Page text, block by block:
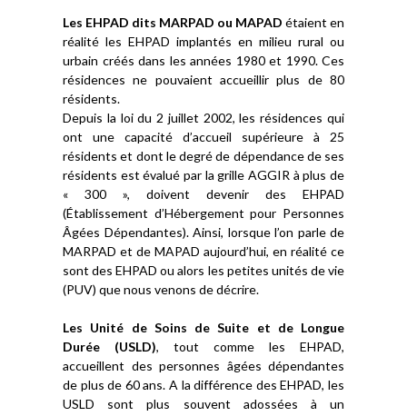
Les EHPAD dits MARPAD ou MAPAD étaient en
réalité les EHPAD implantés en milieu rural ou
urbain créés dans les années 1980 et 1990. Ces
résidences ne pouvaient accueillir plus de 80
résidents.
Depuis la loi du 2 juillet 2002, les résidences qui
ont une capacité d’accueil supérieure à 25
résidents et dont le degré de dépendance de ses
résidents est évalué par la grille AGGIR à plus de
« 300 », doivent devenir des EHPAD
(Établissement d’Hébergement pour Personnes
Âgées Dépendantes). Ainsi, lorsque l’on parle de
MARPAD et de MAPAD aujourd’hui, en réalité ce
sont des EHPAD ou alors les petites unités de vie
(PUV) que nous venons de décrire.
Les Unité de Soins de Suite et de Longue
Durée (USLD), tout comme les EHPAD,
accueillent des personnes âgées dépendantes
de plus de 60 ans. A la différence des EHPAD, les
USLD sont plus souvent adossées à un